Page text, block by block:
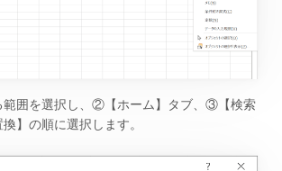
囲を選択し、②【ホーム】タブ、③【検索
】の順に選択します。